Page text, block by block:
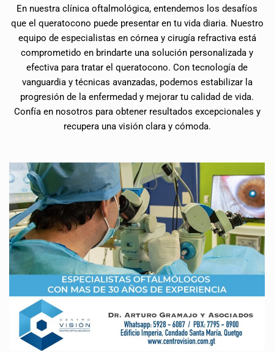
En nuestra clínica oftalmológica, entendemos los desafíos
que el queratocono puede presentar en tu vida diaria. Nuestro
equipo de especialistas en córnea y cirugía refractiva está
comprometido en brindarte una solución personalizada y
efectiva para tratar el queratocono. Con tecnología de
vanguardia y técnicas avanzadas, podemos estabilizar la
progresión de la enfermedad y mejorar tu calidad de vida.
Confía en nosotros para obtener resultados excepcionales y
recupera una visión clara y cómoda.